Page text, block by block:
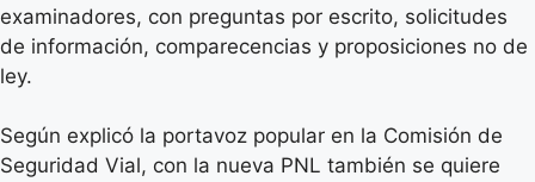
examinadores, con preguntas por escrito, solicitudes
de información, comparecencias y proposiciones no de
ley.
Según explicó la portavoz popular en la Comisión de
Seguridad Vial, con la nueva PNL también se quiere